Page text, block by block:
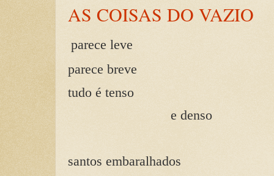
AS COISAS DO VAZIO
parece leve
parece breve
tudo é tenso
e denso
santos embaralhados